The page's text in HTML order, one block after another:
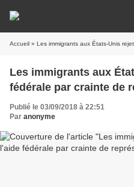
Accueil » Les immigrants aux États-Unis
Les immigrants aux
fédérale par crainte de
Publié le 03/09/2018 à 22:51
Par anonyme